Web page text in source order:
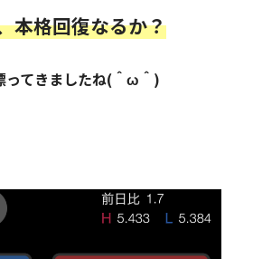
本格回復なるか？
ってきましたね(＾ω＾)